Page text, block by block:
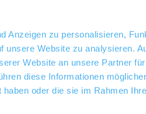
Anzeigen zu personalisieren,
unsere Website zu analysieren.
Website an unsere Partner
diese Informationen
oder die sie im Rahmen